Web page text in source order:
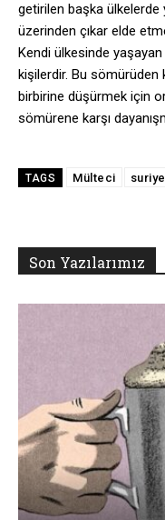
getirilen başka ülkelerde
üzerinden çıkar elde
Kendi ülkesinde
kişilerdir. Bu sömürüden
birbirine düşürmek için
sömürene karşı
TAGS Mülteci
Son Yazılarımız